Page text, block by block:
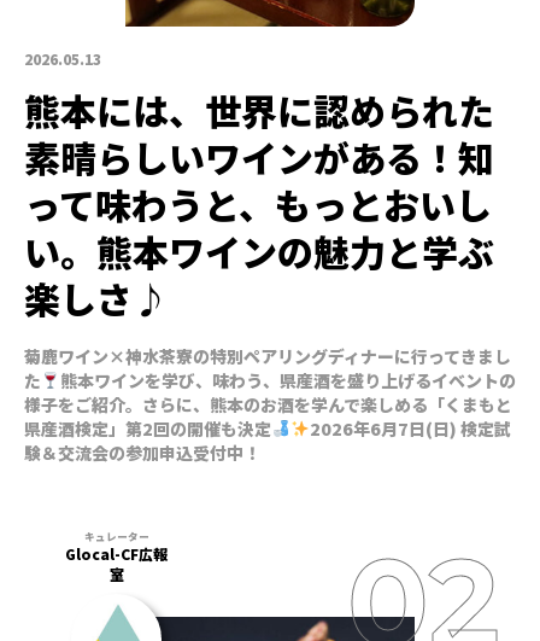
2026.05.13
熊本には、世界に認められた
素晴らしいワインがある！知
って味わうと、もっとおいし
い。熊本ワインの魅力と学ぶ
楽しさ♪
菊鹿ワイン×神水茶寮の特別ペアリングディナーに行ってきまし
た
熊本ワインを学び、味わう、県産酒を盛り上げるイベントの
様子をご紹介。さらに、熊本のお酒を学んで楽しめる「くまもと
県産酒検定」第2回の開催も決定
2026年6月7日(日) 検定試
験＆交流会の参加申込受付中！
Glocal-CF広報
室